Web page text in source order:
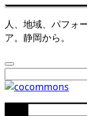
人、地域、パフォ
ア。静岡から。